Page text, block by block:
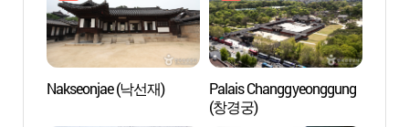
Nakseonjae (낙선재)
Palais Changgyeonggung
(창경궁)